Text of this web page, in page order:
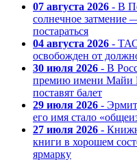
07 августа 2026 - В
солнечное затмение
постараться
04 августа 2026 -
освобожден от
30 июля 2026 - В
премию имени Майи
поставят балет
29 июля 2026 -
его имя стало
27 июля 2026 -
книги в хорошем
ярмарку